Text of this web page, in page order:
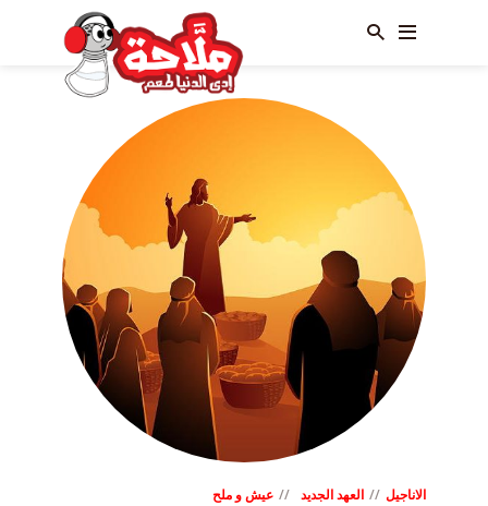
الاناجيل العهد الجديد عيش و ملح